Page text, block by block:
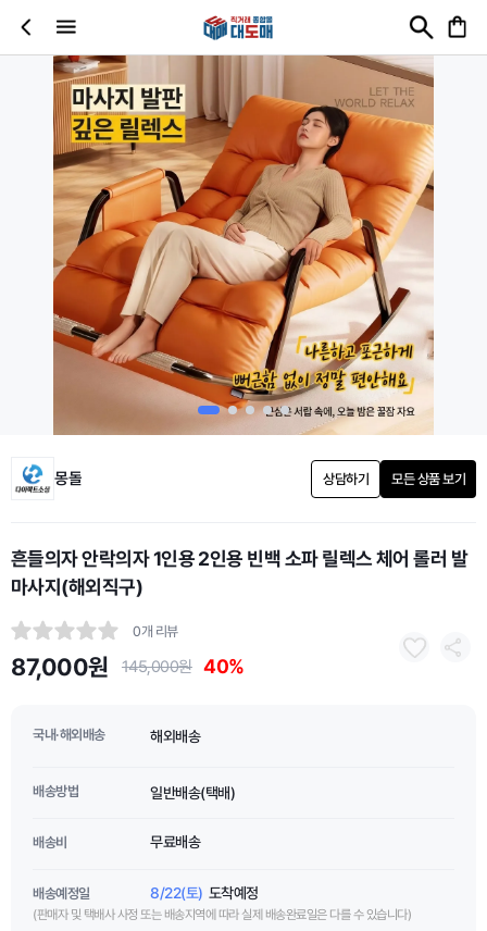
몽돌 상담하기 모든 상품 보기
흔들의자 안락의자 1인용 2인용 빈백 소파 릴렉스 체어 롤러 발
마사지(해외직구)
0개 리뷰
87,000원 145,000원 40%
국내·해외배송 해외배송
배송방법 일반배송(택배)
배송비 무료배송
배송예정일 8/22(토) 도착예정
(판매자 및 택배사 사정 또는 배송지역에 따라 실제 배송완료일은 다를 수 있습니다)